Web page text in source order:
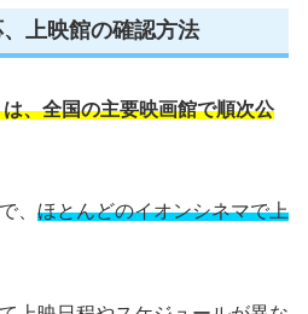
上映館の確認方法
、全国の主要映画館で順次公
、 ほとんどのイオンシネマで上